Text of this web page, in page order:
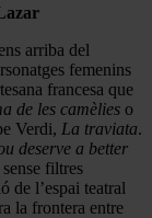
arriba del
femenins
francesa que
de les camèlies o
Verdi, La traviata.
deserve a better
filtres
de l’espai teatral
la frontera entre